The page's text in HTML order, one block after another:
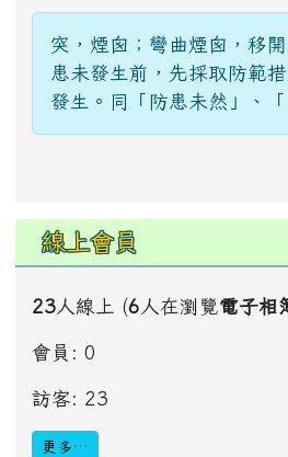
突，煙囪；彎曲煙囪，移
患未發生前，先採取防範
發生。同「防患未然」、「
線上會員
23 人線上 (6 人在瀏覽電子相
會員: 0
訪客: 23
更多…